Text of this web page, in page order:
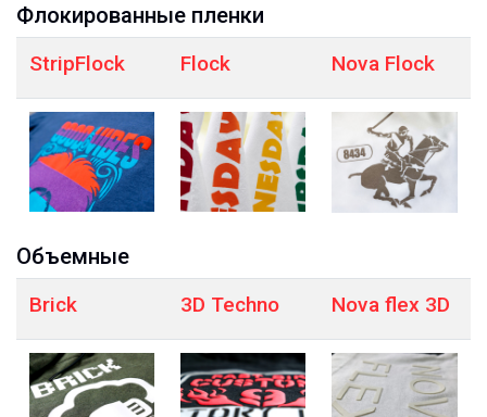
Флокированные пленки
StripFlock Flock Nova Flock
Объемные
Brick 3D Techno Nova flex 3D